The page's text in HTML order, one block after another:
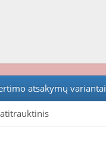
atsakymų variantai